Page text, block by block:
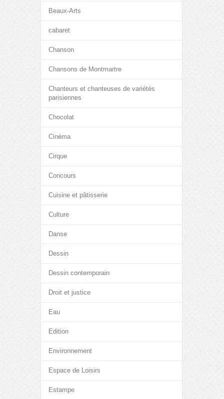
Beaux-Arts
cabaret
Chanson
Chansons de Montmartre
Chanteurs et chanteuses de variétés
parisiennes
Chocolat
Cinéma
Cirque
Concours
Cuisine et pâtisserie
Culture
Danse
Dessin
Dessin contemporain
Droit et justice
Eau
Edition
Environnement
Espace de Loisirs
Estampe